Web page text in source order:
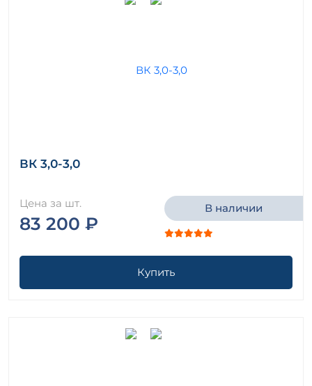
ВК 3,0-3,0
Цена за шт.
83 200 ₽
В наличии
Купить